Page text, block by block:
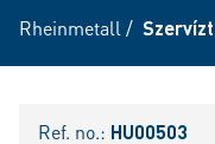
Rheinmetall /
Ref. no.: HU00503